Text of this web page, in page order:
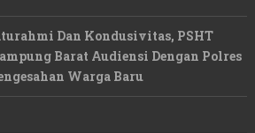
Dan Kondusivitas, PSHT
Barat Audiensi Dengan Polres
Warga Baru